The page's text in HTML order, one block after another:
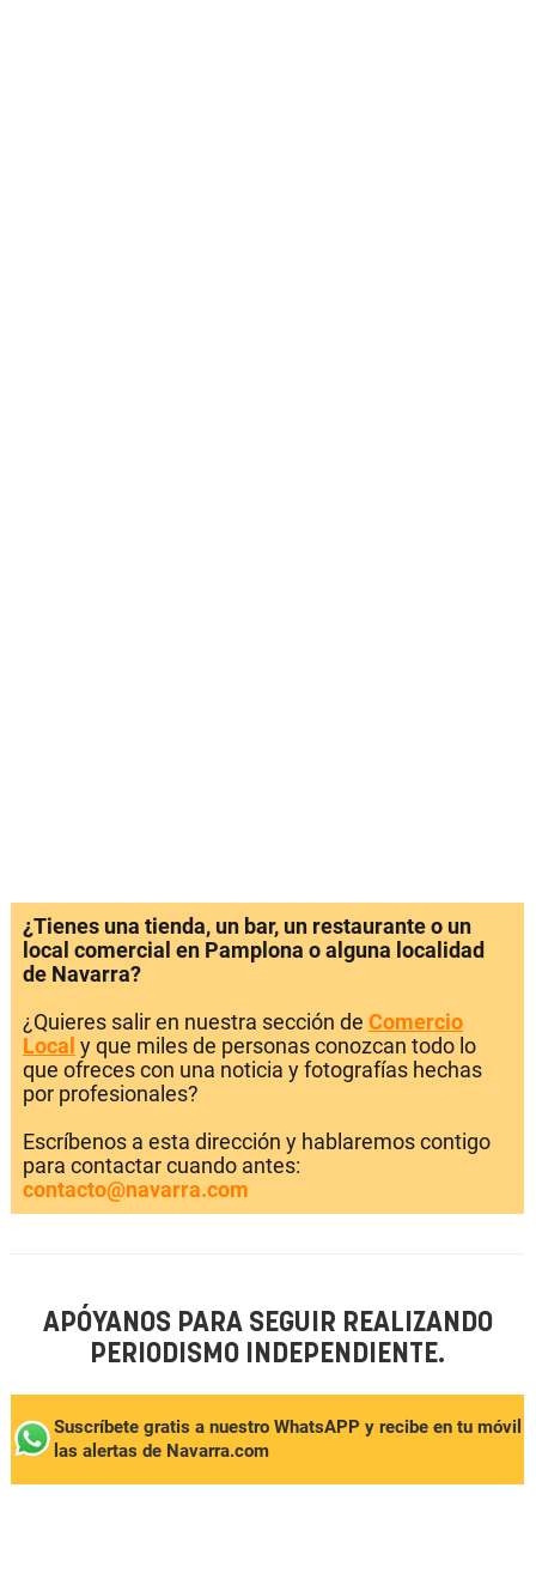
¿Tienes una tienda, un bar, un restaurante o un
local comercial en Pamplona o alguna localidad
de Navarra?
¿Quieres salir en nuestra sección de Comercio
Local y que miles de personas conozcan todo lo
que ofreces con una noticia y fotografías hechas
por profesionales?
Escríbenos a esta dirección y hablaremos contigo
para contactar cuando antes:
contacto@navarra.com
APÓYANOS PARA SEGUIR REALIZANDO
PERIODISMO INDEPENDIENTE.
Suscríbete gratis a nuestro WhatsAPP y recibe en tu móvil
las alertas de Navarra.com